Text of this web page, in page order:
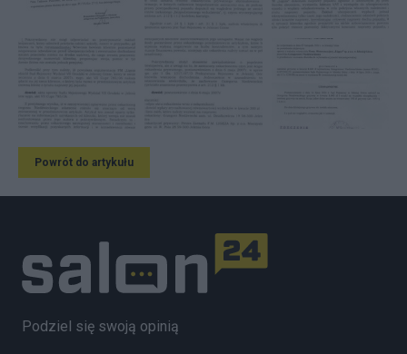
Powrót do artykułu
Podziel się swoją opinią